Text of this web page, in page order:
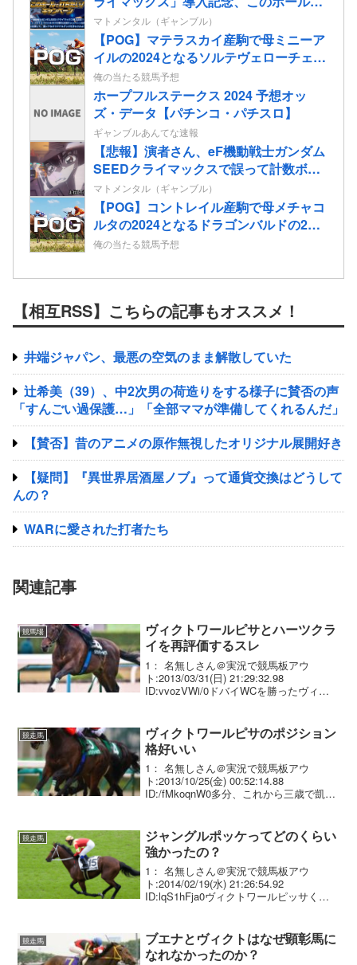
ちたいキャンペーンが始まる。当たりや
すい状況らしいのでチャンスか！？
マトメンタル（ギャンブル）
【POG】マテラスカイ産駒で母ミニーア
イルの2024となるソルテヴェローチェの
2歳情報
俺の当たる競馬予想
ホープフルステークス 2024 予想オッ
ズ・データ【パチンコ・パチスロ】
ギャンブルあんてな速報
【悲報】演者さん、eF機動戦士ガンダム
SEEDクライマックスで誤って計数ボタ
ンを押してパンクさせてしまう…
マトメンタル（ギャンブル）
【POG】コントレイル産駒で母メチャコ
ルタの2024となるドラゴンバルドの2歳
情報
俺の当たる競馬予想
【相互RSS】こちらの記事もオススメ！
井端ジャパン、最悪の空気のまま解散していた
辻希美（39）、中2次男の荷造りをする様子に賛否の声
「すんごい過保護…」「全部ママが準備してくれるんだ」
【賛否】昔のアニメの原作無視したオリジナル展開好き
【疑問】『異世界居酒屋ノブ』って通貨交換はどうして
んの？
WARに愛された打者たち
関連記事
競馬場
ヴィクトワールピサとハーツクラ
イを再評価するスレ
1： 名無しさん＠実況で競馬板アウ
ト:2013/03/31(日) 21:29:32.98
ID:vvozVWi/0ドバイWCを勝ったヴィク
競走馬
ヴィクトワールピサのポジション
格好いい
1： 名無しさん＠実況で競馬板アウ
ト:2013/10/25(金) 00:52:14.88
ID:/fMkoqnW0多分、これから三歳で凱旋
競走馬
ジャングルポッケってどのくらい
強かったの？
1： 名無しさん＠実況で競馬板アウ
ト:2014/02/19(水) 21:26:54.92
ID:lqS1hFja0ヴィクトワールピッサくら
競走馬
ブエナとヴィクトはなぜ顕彰馬に
なれなかったのか？